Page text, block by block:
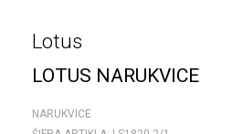
Lotus
LOTUS NARUKVICE
NARUKVICE